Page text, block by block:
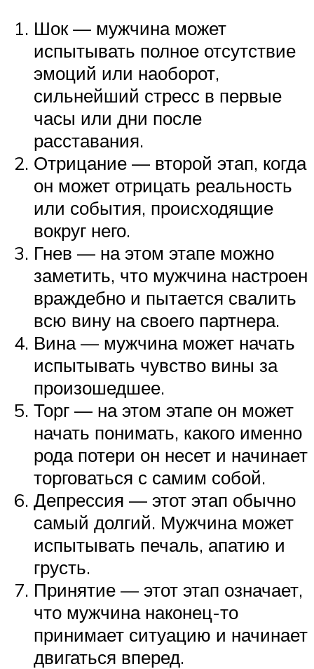
Шок — мужчина может
испытывать полное отсутствие
эмоций или наоборот,
сильнейший стресс в первые
часы или дни после
расставания.
Отрицание — второй этап, когда
он может отрицать реальность
или события, происходящие
вокруг него.
Гнев — на этом этапе можно
заметить, что мужчина настроен
враждебно и пытается свалить
всю вину на своего партнера.
Вина — мужчина может начать
испытывать чувство вины за
произошедшее.
Торг — на этом этапе он может
начать понимать, какого именно
рода потери он несет и начинает
торговаться с самим собой.
Депрессия — этот этап обычно
самый долгий. Мужчина может
испытывать печаль, апатию и
грусть.
Принятие — этот этап означает,
что мужчина наконец-то
принимает ситуацию и начинает
двигаться вперед.